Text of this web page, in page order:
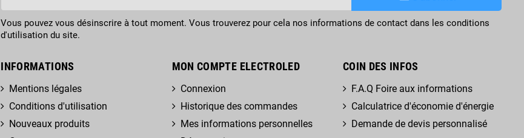
Vous pouvez vous désinscrire à tout moment. Vous trouverez pour cela nos informations de contact dans les conditions
d'utilisation du site.
INFORMATIONS
Mentions légales
Conditions d'utilisation
Nouveaux produits
MON COMPTE ELECTROLED
Connexion
Historique des commandes
Mes informations personnelles
COIN DES INFOS
F.A.Q Foire aux informations
Calculatrice d'économie d'énergie
Demande de devis personnalisé